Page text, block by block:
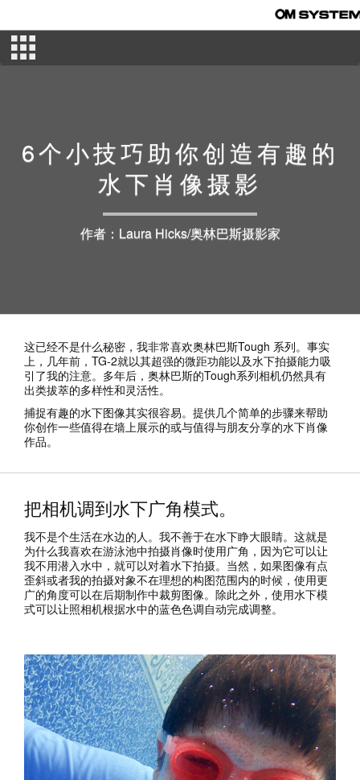
6个小技巧助你创造有趣的
水下肖像摄影
作者：Laura Hicks/奥林巴斯摄影家
这已经不是什么秘密，我非常喜欢奥林巴斯Tough 系列。事实
上，几年前，TG-2就以其超强的微距功能以及水下拍摄能力吸
引了我的注意。多年后，奥林巴斯的Tough系列相机仍然具有
出类拔萃的多样性和灵活性。
捕捉有趣的水下图像其实很容易。提供几个简单的步骤来帮助
你创作一些值得在墙上展示的或与值得与朋友分享的水下肖像
作品。
把相机调到水下广角模式。
我不是个生活在水边的人。我不善于在水下睁大眼睛。这就是
为什么我喜欢在游泳池中拍摄肖像时使用广角，因为它可以让
我不用潜入水中，就可以对着水下拍摄。当然，如果图像有点
歪斜或者我的拍摄对象不在理想的构图范围内的时候，使用更
广的角度可以在后期制作中裁剪图像。除此之外，使用水下模
式可以让照相机根据水中的蓝色色调自动完成调整。